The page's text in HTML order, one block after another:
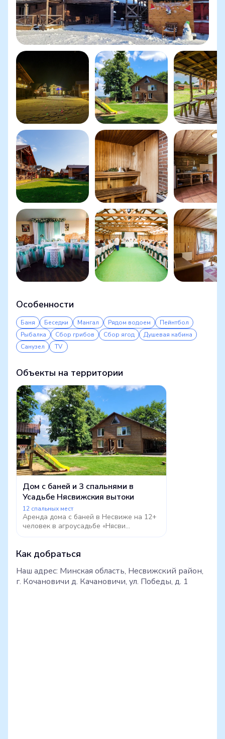
Особенности
Баня Беседки Мангал Рядом водоем
Пейнтбол
Рыбалка
Сбор грибов Сбор ягод
Душевая кабина
Санузел
TV
Объекты на территории
Дом с баней и 3 спальнями в
Усадьбе Нясвижския вытоки
12 спальных мест
Аренда дома с баней в Несвиже на 12+
человек в агроусадьбе «Нясви...
Как добраться
Наш адрес: Минская область, Несвижский район,
г. Кочановичи д. Качановичи, ул. Победы, д. 1